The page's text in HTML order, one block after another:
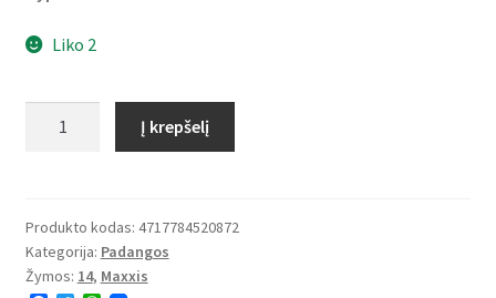
Liko 2
-
14
51N
Į krepšelį
Produkto kodas: 4717784520872
Kategorija: Padangos
Žymos: 14, Maxxis